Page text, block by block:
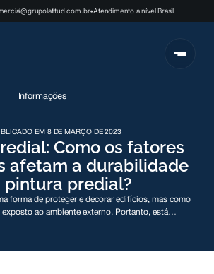
•Atendimento a nível Brasil
Informações
EM 8 DE MARÇO DE 2023
Como os fatores
afetam a durabilidade
pintura predial?
forma de proteger e decorar edifícios, mas como
exposto ao ambiente externo. Portanto, está…